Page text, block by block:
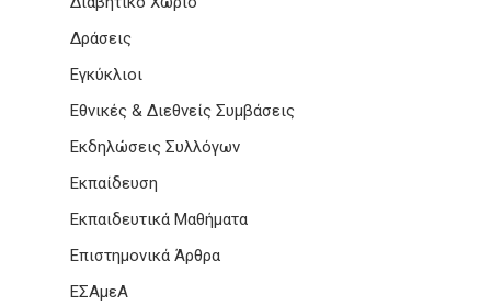
Δράσεις
Εγκύκλιοι
Εθνικές & Διεθνείς Συμβάσεις
Εκδηλώσεις Συλλόγων
Εκπαίδευση
Εκπαιδευτικά Μαθήματα
Επιστημονικά Άρθρα
ΕΣΑμεΑ